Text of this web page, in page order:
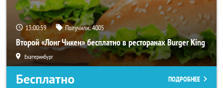
13:00:55 Получили:4005
Второй «Лонг Чикен» бесплатно в ресторанах Burger King
Екатеринбург
Бесплатно ПОДРОБНЕЕ